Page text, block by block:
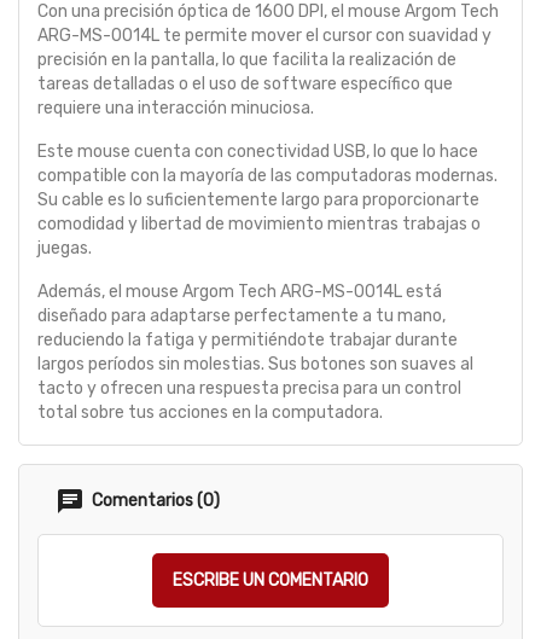
Con una precisión óptica de 1600 DPI, el mouse Argom Tech
ARG-MS-0014L te permite mover el cursor con suavidad y
precisión en la pantalla, lo que facilita la realización de
tareas detalladas o el uso de software específico que
requiere una interacción minuciosa.
Este mouse cuenta con conectividad USB, lo que lo hace
compatible con la mayoría de las computadoras modernas.
Su cable es lo suficientemente largo para proporcionarte
comodidad y libertad de movimiento mientras trabajas o
juegas.
Además, el mouse Argom Tech ARG-MS-0014L está
diseñado para adaptarse perfectamente a tu mano,
reduciendo la fatiga y permitiéndote trabajar durante
largos períodos sin molestias. Sus botones son suaves al
tacto y ofrecen una respuesta precisa para un control
total sobre tus acciones en la computadora.
Comentarios (0)
ESCRIBE UN COMENTARIO